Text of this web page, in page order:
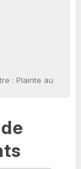
: Plainte au